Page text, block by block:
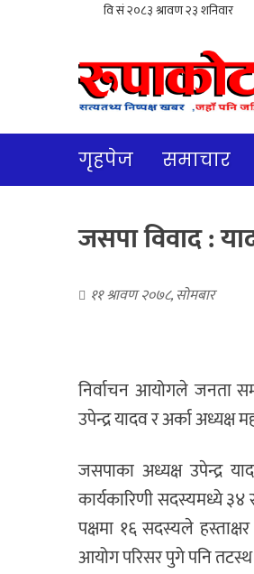
गृहपेज समाचार
जसपा विवाद :
११ श्रावण २०७८, सोमबार
निर्वाचन आयोगले जनता
उपेन्द्र यादव र अर्का
जसपाका अध्यक्ष उपेन्द्र
कार्यकारिणी सदस्यमध्ये ३४
पक्षमा १६ सदस्यले
आयोग परिसर पुगे पनि